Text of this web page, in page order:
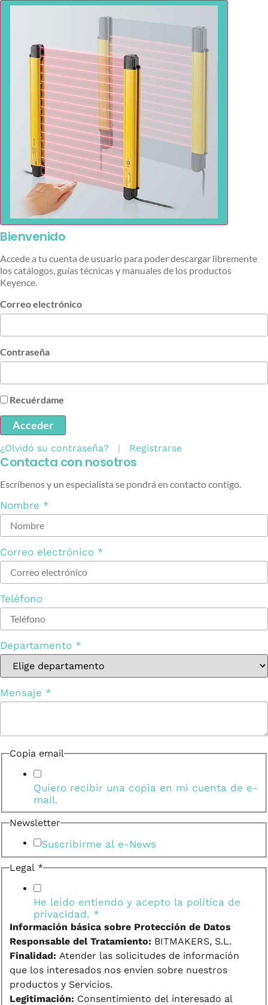
Bienvenido
Accede a tu cuenta de usuario para poder descargar libremente
los catálogos, guías técnicas y manuales de los productos
Keyence.
Correo electrónico
Contraseña
Recuérdame
Acceder
¿Olvidó su contraseña? | Registrarse
Contacta con nosotros
Escríbenos y un especialista se pondrá en contacto contigo.
Nombre *
Correo electrónico *
Teléfono
Departamento *
Mensaje *
Copia email
Quiero recibir una copia en mi cuenta de e-
mail.
Newsletter
Suscribirme al e-News
Legal *
He leído entiendo y acepto la política de
privacidad. *
Información básica sobre Protección de Datos
Responsable del Tratamiento: BITMAKERS, S.L.
Finalidad: Atender las solicitudes de información
que los interesados nos envíen sobre nuestros
productos y Servicios.
Legitimación: Consentimiento del interesado al